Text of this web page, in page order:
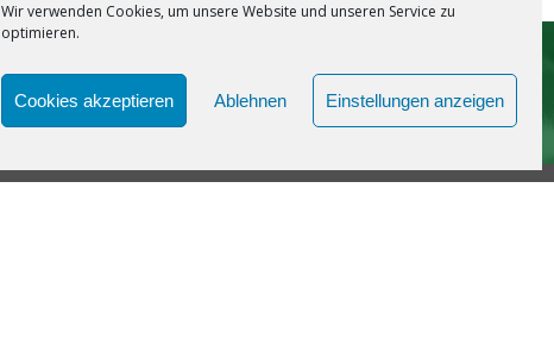
Wir verwenden Cookies, um unsere Website und unseren Service zu
optimieren.
Cookies akzeptieren Ablehnen Einstellungen anzeigen
SPOTIFY